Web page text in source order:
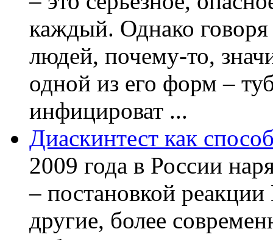
каждый. Однако говоря
людей, почему-то,
одной из его форм –
инфицироват ...
Диаскинтест как
2009 года в России
– постановкой
другие, более